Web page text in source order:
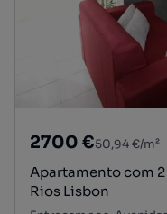
2700 €50,94 €/m²
Apartamento com
Rios Lisbon